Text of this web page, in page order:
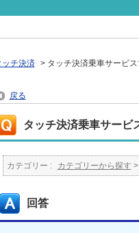
ッチ決済 > タッチ決済乗車サービ
戻る
タッチ決済乗車サービ
カテゴリー : カテゴリーから探す >
回答